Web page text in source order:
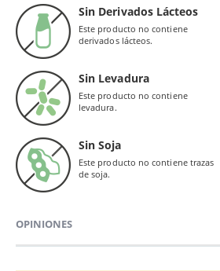
Sin Derivados Lácteos
Este producto no contiene
derivados lácteos.
Sin Levadura
Este producto no contiene
levadura.
Sin Soja
Este producto no contiene trazas
de soja.
OPINIONES